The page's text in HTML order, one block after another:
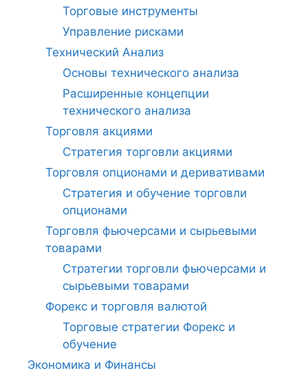
Торговые инструменты
Управление рисками
Технический Анализ
Основы технического анализа
Расширенные концепции
технического анализа
Торговля акциями
Стратегия торговли акциями
Торговля опционами и деривативами
Стратегия и обучение торговли
опционами
Торговля фьючерсами и сырьевыми
товарами
Стратегии торговли фьючерсами и
сырьевыми товарами
Форекс и торговля валютой
Торговые стратегии Форекс и
обучение
Экономика и Финансы